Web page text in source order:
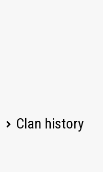
Clan history